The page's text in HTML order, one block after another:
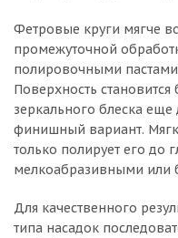
Фетровые круги мягче
промежуточной
полировочными
Поверхность
зеркального блеска
финишный вариант.
только полирует его до
мелкоабразивными или
Для качественного
типа насадок